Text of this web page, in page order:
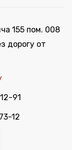
155 пом. 008
дорогу от
91
12